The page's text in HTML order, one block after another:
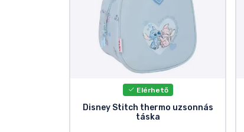
Elérhető
Disney Stitch thermo uzsonnás
táska